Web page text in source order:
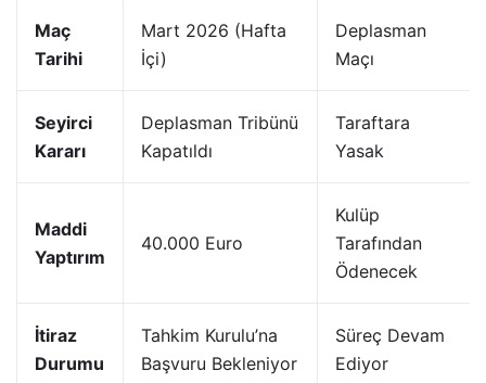
Maç
Tarihi
Mart 2026 (Hafta
İçi)
Deplasman
Maçı
Seyirci
Kararı
Deplasman Tribünü
Kapatıldı
Taraftara
Yasak
Maddi
Yaptırım
40.000 Euro
Kulüp
Tarafından
Ödenecek
İtiraz
Durumu
Tahkim Kurulu’na
Başvuru Bekleniyor
Süreç Devam
Ediyor